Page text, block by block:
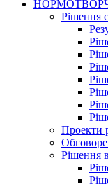
Рішення
Проекти
Рішення